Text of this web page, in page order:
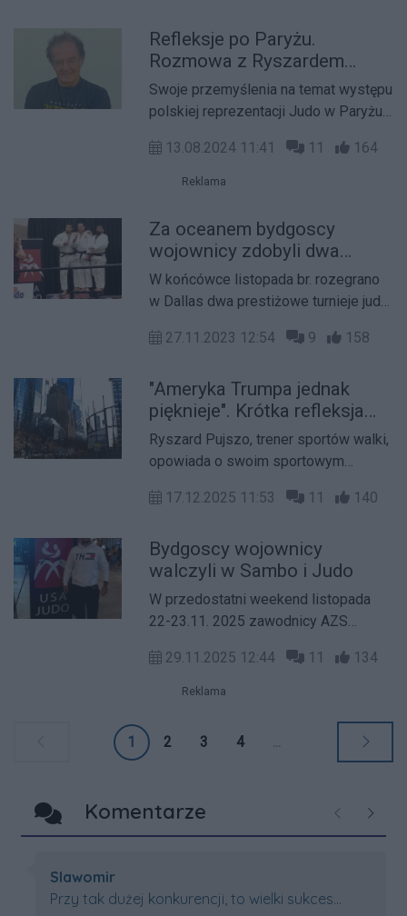
Refleksje po Paryżu.
Rozmowa z Ryszardem
Pujszo - trenerem Judo
Swoje przemyślenia na temat występu
polskiej reprezentacji Judo w Paryżu
trener.13.08.2024 11:41 11 164
Reklama
Za oceanem bydgoscy
wojownicy zdobyli dwa
srebrne medale
W końcówce listopada br. rozegrano
w Dallas dwa prestiżowe turnieje judo,
Cup", gdzie rywalizowano o Puchar
27.11.2023 12:54 9 158
"Ameryka Trumpa jednak
pięknieje". Krótka refleksja
trenera sportów walki
Ryszarda Pujszo
Ryszard Pujszo, trener sportów walki,
opowiada o swoim sportowym
krótkiej, rzeczowej refleksji wskazuje
poprawy i daje nadzieję na
stabilizację.
17.12.2025 11:53 11 140
Bydgoscy wojownicy
walczyli w Sambo i Judo
W przedostatni weekend listopada
22-23.11. 2025 zawodnicy AZS
udział w dwóch ważnych zawodach.
29.11.2025 12:44 11 134
Reklama
1 2 3 4
Komentarze Poprzednie
Autor komentarza:
Slawomir
Treść komentarza:
Przy tak dużej konkurencji, to wielki sukces